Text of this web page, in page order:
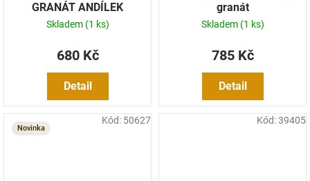
GRANÁT ANDÍLEK
Skladem (1 ks)
680 Kč
Detail
granát
Skladem (1 ks)
785 Kč
Detail
Novinka
Kód: 50627 Kód:39405